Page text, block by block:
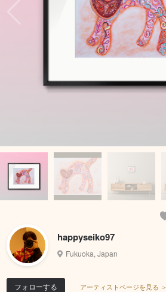
happyseiko97
Fukuoka, Japan
フォローする アーティストページを見る ＞